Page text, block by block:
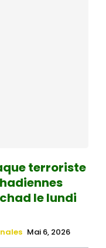
terroriste
le lundi
Mai 6, 2026